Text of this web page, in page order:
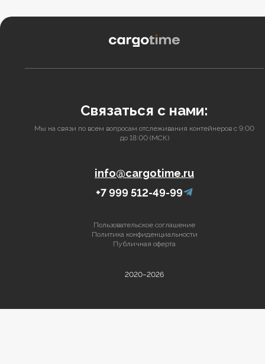
Связаться с нами:
Мы на связи по всем вопросам отслеживания контейнеров с 9:00
до 18:00 (МСК)
info@cargotime.ru
+7 999 512-49-99
2020–2026
Пользовательское соглашение
Политика конфиденциальности
Публичная оферта